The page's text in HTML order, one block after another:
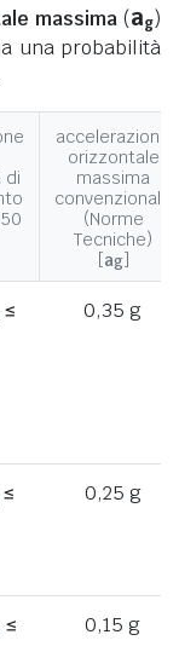
massima (ag)
una probabilità
di
accelerazione
orizzontale
massima
convenzionale
(Norme
Tecniche)
[ag]
0,35 g
≤
0,25 g
≤
0,15 g